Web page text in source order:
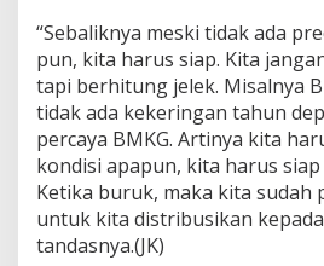
“Sebaliknya meski tidak ada
pun, kita harus siap. Kita
tapi berhitung jelek. Misalnya
tidak ada kekeringan tahun
percaya BMKG. Artinya kita
kondisi apapun, kita harus
Ketika buruk, maka kita sudah
untuk kita distribusikan
tandasnya.(JK)